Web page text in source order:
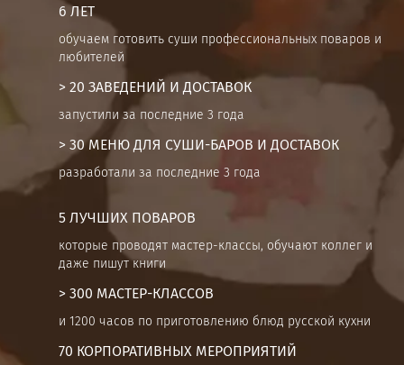
6 ЛЕТ
обучаем готовить суши профессиональных поваров и
любителей
> 20 ЗАВЕДЕНИЙ И ДОСТАВОК
запустили за последние 3 года
> 30 МЕНЮ ДЛЯ СУШИ-БАРОВ И ДОСТАВОК
разработали за последние 3 года
5 ЛУЧШИХ ПОВАРОВ
которые проводят мастер-классы, обучают коллег и
даже пишут книги
> 300 МАСТЕР-КЛАССОВ
и 1200 часов по приготовлению блюд русской кухни
70 КОРПОРАТИВНЫХ МЕРОПРИЯТИЙ